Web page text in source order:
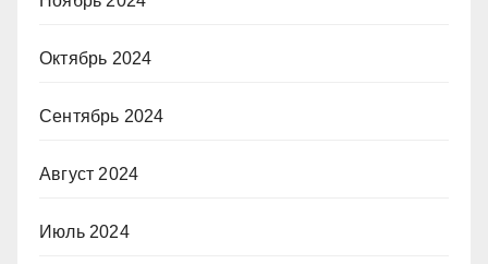
Октябрь 2024
Сентябрь 2024
Август 2024
Июль 2024